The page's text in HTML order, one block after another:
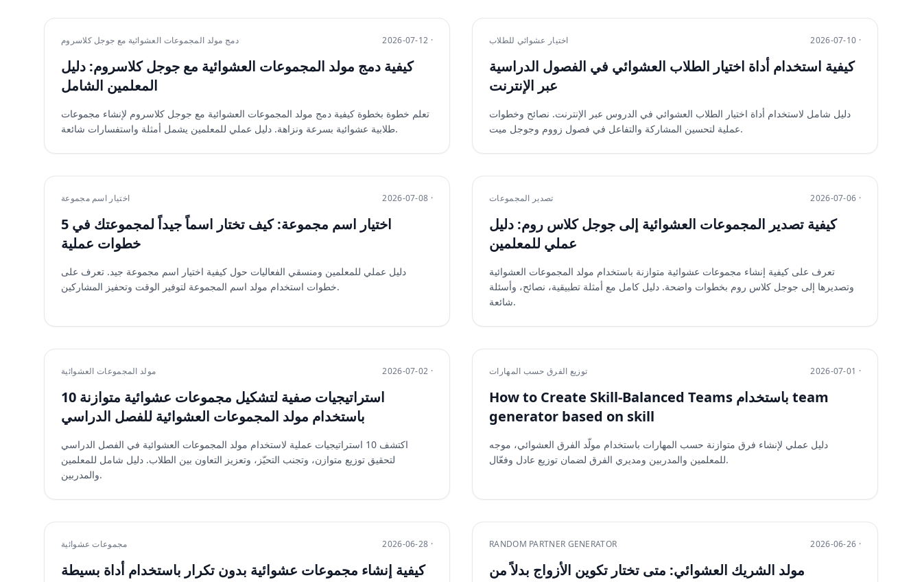
دمج مولد المجموعات العشوائية مع جوجل كلاسروم 2026-07-12 ·
كيفية دمج مولد المجموعات العشوائية مع جوجل كلاسروم: دليل
المعلمين الشامل
تعلم خطوة بخطوة كيفية دمج مولد المجموعات العشوائية مع جوجل كلاسروم لإنشاء مجموعات
طلابية عشوائية بسرعة ونزاهة. دليل عملي للمعلمين يشمل أمثلة واستفسارات شائعة.
اختيار عشوائي للطلاب 2026-07-10 ·
كيفية استخدام أداة اختيار الطلاب العشوائي في الفصول الدراسية
عبر الإنترنت
دليل شامل لاستخدام أداة اختيار الطلاب العشوائي في الدروس عبر الإنترنت. نصائح وخطوات
عملية لتحسين المشاركة والتفاعل في فصول زووم وجوجل ميت.
اختيار اسم مجموعة 2026-07-08 ·
اختيار اسم مجموعة: كيف تختار اسماً جيداً لمجموعتك في 5
خطوات عملية
دليل عملي للمعلمين ومنسقي الفعاليات حول كيفية اختيار اسم مجموعة جيد. تعرف على
خطوات استخدام مولد اسم المجموعة لتوفير الوقت وتحفيز المشاركين.
تصدير المجموعات 2026-07-06 ·
كيفية تصدير المجموعات العشوائية إلى جوجل كلاس روم: دليل
عملي للمعلمين
تعرف على كيفية إنشاء مجموعات عشوائية متوازنة باستخدام مولد المجموعات العشوائية
وتصديرها إلى جوجل كلاس روم بخطوات واضحة. دليل كامل مع أمثلة تطبيقية، نصائح، وأسئلة
شائعة.
مولد المجموعات العشوائية 2026-07-02 ·
10 استراتيجيات صفية لتشكيل مجموعات عشوائية متوازنة
باستخدام مولد المجموعات العشوائية للفصل الدراسي
اكتشف 10 استراتيجيات عملية لاستخدام مولد المجموعات العشوائية في الفصل الدراسي
لتحقيق توزيع متوازن، وتجنب التحيّز، وتعزيز التعاون بين الطلاب. دليل شامل للمعلمين
والمدربين.
توزيع الفرق حسب المهارات 2026-07-01 ·
How to Create Skill-Balanced Teams باستخدام team
generator based on skill
دليل عملي لإنشاء فرق متوازنة حسب المهارات باستخدام مولّد الفرق العشوائي، موجه
للمعلمين والمدربين ومديري الفرق لضمان توزيع عادل وفعّال.
مجموعات عشوائية 2026-06-28 ·
كيفية إنشاء مجموعات عشوائية بدون تكرار باستخدام أداة بسيطة
RANDOM PARTNER GENERATOR 2026-06-26 ·
مولد الشريك العشوائي: متى تختار تكوين الأزواج بدلاً من